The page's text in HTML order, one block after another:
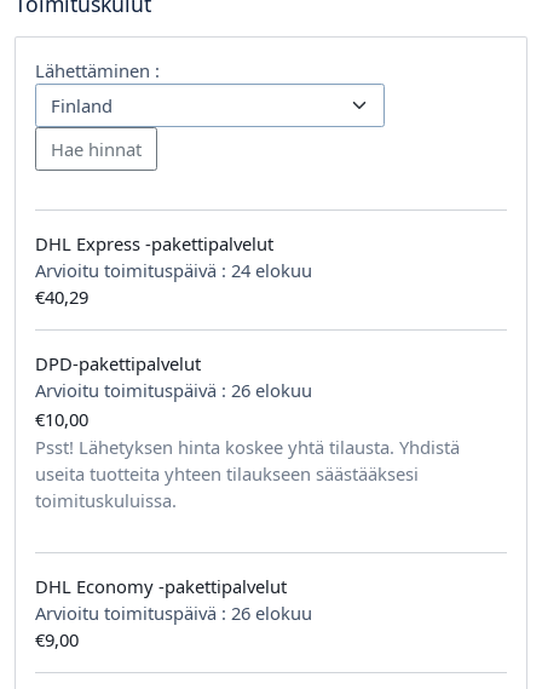
Lähettäminen :
DHL Express -pakettipalvelut
Arvioitu toimituspäivä : 24 elokuu
€40,29
DPD-pakettipalvelut
Arvioitu toimituspäivä : 26 elokuu
€10,00
Psst! Lähetyksen hinta koskee yhtä tilausta. Yhdistä
useita tuotteita yhteen tilaukseen säästääksesi
toimituskuluissa.
DHL Economy -pakettipalvelut
Arvioitu toimituspäivä : 26 elokuu
€9,00